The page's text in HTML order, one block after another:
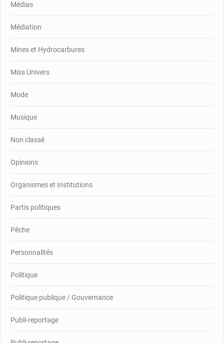
Médias
Médiation
Mines et Hydrocarbures
Miss Univers
Mode
Musique
Non classé
Opinions
Organismes et Institutions
Partis politiques
Pêche
Personnalités
Politique
Politique publique / Gouvernance
Publi-reportage